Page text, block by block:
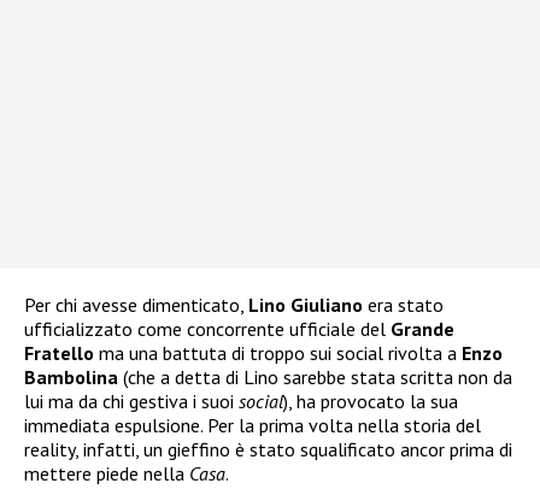
Per chi avesse dimenticato, Lino Giuliano era stato
ufficializzato come concorrente ufficiale del Grande
Fratello ma una battuta di troppo sui social rivolta a Enzo
Bambolina (che a detta di Lino sarebbe stata scritta non da
lui ma da chi gestiva i suoi social), ha provocato la sua
immediata espulsione. Per la prima volta nella storia del
reality, infatti, un gieffino è stato squalificato ancor prima di
mettere piede nella Casa.